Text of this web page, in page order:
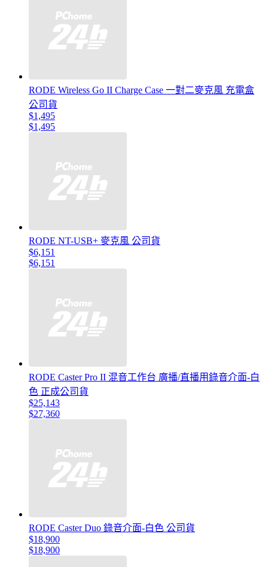
RODE Wireless Go II Charge Case 一對二麥克風 充電盒
公司貨
$1,495
$1,495
RODE NT-USB+ 麥克風 公司貨
$6,151
$6,151
RODE Caster Pro II 混音工作台 廣播/直播用錄音介面-白
色 正成公司貨
$25,143
$27,360
RODE Caster Duo 錄音介面-白色 公司貨
$18,900
$18,900